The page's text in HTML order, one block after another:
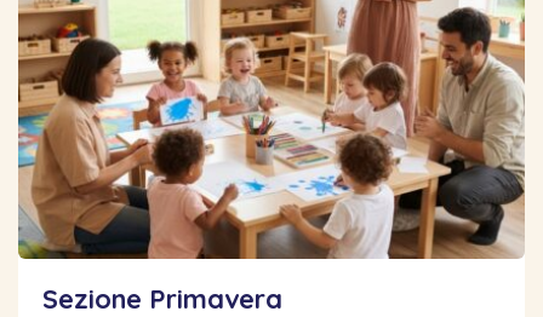
Sezione Primavera